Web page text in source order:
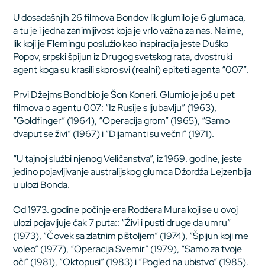
U dosadašnjih 26 filmova Bondov lik glumilo je 6 glumaca,
a tu je i jedna zanimljivost koja je vrlo važna za nas. Naime,
lik koji je Flemingu poslužio kao inspiracija jeste Duško
Popov, srpski špijun iz Drugog svetskog rata, dvostruki
agent koga su krasili skoro svi (realni) epiteti agenta “007”.
Prvi Džejms Bond bio je Šon Koneri. Glumio je još u pet
filmova o agentu 007: “Iz Rusije s ljubavlju” (1963),
“Goldfinger” (1964), “Operacija grom” (1965), “Samo
dvaput se živi” (1967) i “Dijamanti su večni” (1971).
“U tajnoj službi njenog Veličanstva”, iz 1969. godine, jeste
jedino pojavljivanje australijskog glumca Džordža Lejzenbija
u ulozi Bonda.
Od 1973. godine počinje era Rodžera Mura koji se u ovoj
ulozi pojavljuje čak 7 puta:: “Živi i pusti druge da umru”
(1973), “Čovek sa zlatnim pištoljem” (1974), “Špijun koji me
voleo” (1977), “Operacija Svemir” (1979), “Samo za tvoje
oči” (1981), “Oktopusi” (1983) i “Pogled na ubistvo” (1985).